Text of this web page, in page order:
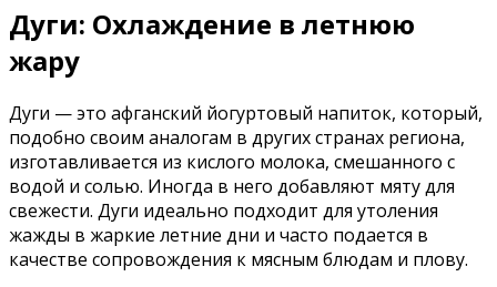
Дуги: Охлаждение в летнюю
жару
Дуги — это афганский йогуртовый напиток, который,
подобно своим аналогам в других странах региона,
изготавливается из кислого молока, смешанного с
водой и солью. Иногда в него добавляют мяту для
свежести. Дуги идеально подходит для утоления
жажды в жаркие летние дни и часто подается в
качестве сопровождения к мясным блюдам и плову.